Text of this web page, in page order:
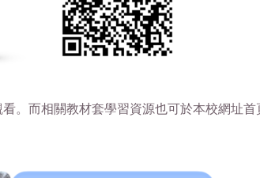
。而相關教材套學習資源也可於本校網址首